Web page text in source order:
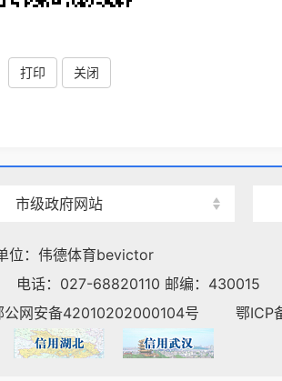
打印 关闭
市级政府网站
位：伟德体育bevictor
电话：027-68820110 邮编：430015
公网安备42010202000104号 鄂ICP